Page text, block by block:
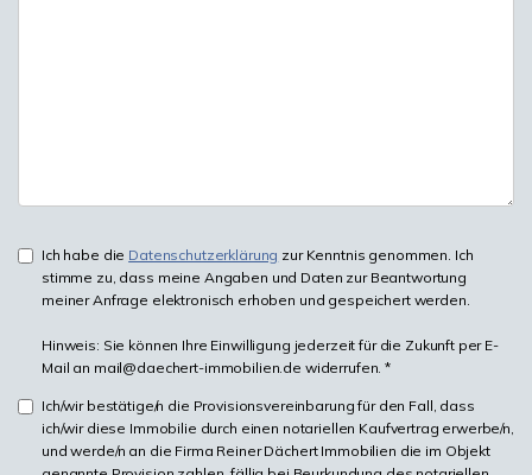
Ich habe die Datenschutzerklärung zur Kenntnis genommen. Ich
stimme zu, dass meine Angaben und Daten zur Beantwortung
meiner Anfrage elektronisch erhoben und gespeichert werden.
Hinweis: Sie können Ihre Einwilligung jederzeit für die Zukunft per E-
Mail an mail@daechert-immobilien.de widerrufen. *
Ich/wir bestätige/n die Provisionsvereinbarung für den Fall, dass
ich/wir diese Immobilie durch einen notariellen Kaufvertrag erwerbe/n,
und werde/n an die Firma Reiner Dächert Immobilien die im Objekt